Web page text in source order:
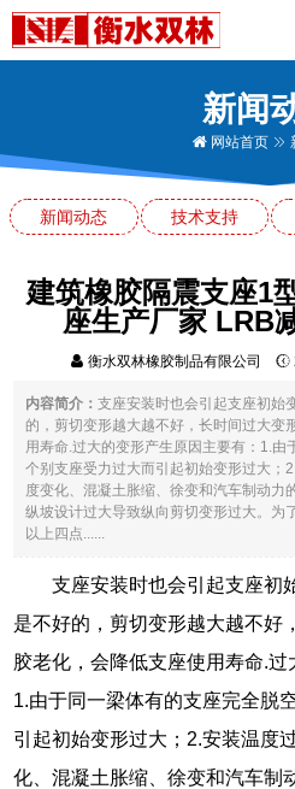
新闻
网站首页
新闻动态 技术支持
建筑橡胶隔震支座1
座生产厂家 LRB
衡水双林橡胶制品有限公司
内容简介：支座安装时也会引起支座初始
的，剪切变形越大越不好，长时间过大变
用寿命.过大的变形产生原因主要有：1.由
个别支座受力过大而引起初始变形过大；
度变化、混凝土胀缩、徐变和汽车制动力
纵坡设计过大导致纵向剪切变形过大。为
以上四点......
支座安装时也会引起支座初
是不好的，剪切变形越大越不好
胶老化，会降低支座使用寿命.过
1.由于同一梁体有的支座完全脱
引起初始变形过大；2.安装温度
化、混凝土胀缩、徐变和汽车制